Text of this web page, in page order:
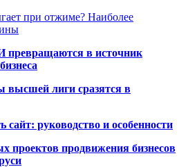
при отжиме? Наиболее
в источник
высшей лиги сразятся в
сайт: руководство и особенности
проектов продвижения бизнесов